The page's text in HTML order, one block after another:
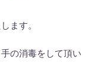
ます。
の消毒をして頂い